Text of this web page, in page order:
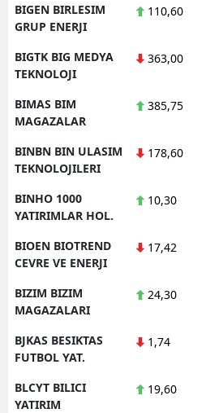
BIGEN BIRLESIM
GRUP ENERJI
110,60
BIGTK BIG MEDYA
TEKNOLOJI
363,00
BIMAS BIM
MAGAZALAR
385,75
BINBN BIN ULASIM
TEKNOLOJILERI
178,60
BINHO 1000
YATIRIMLAR HOL.
10,30
BIOEN BIOTREND
CEVRE VE ENERJI
17,42
BIZIM BIZIM
MAGAZALARI
24,30
BJKAS BESIKTAS
FUTBOL YAT.
1,74
BLCYT BILICI
YATIRIM
19,60